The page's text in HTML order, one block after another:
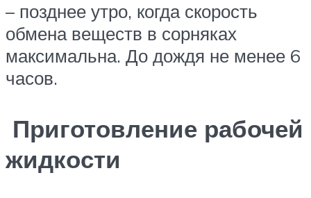
– позднее утро, когда скорость
обмена веществ в сорняках
максимальна. До дождя не менее 6
часов.
Приготовление рабочей
жидкости